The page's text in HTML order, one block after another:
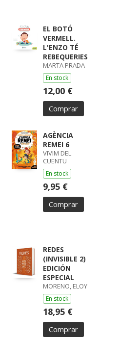
EL BOTÓ
VERMELL.
L'ENZO TÉ
REBEQUERIES
MARTA PRADA
En stock
12,00 €
Comprar
AGÈNCIA
REMEI 6
VIVIM DEL
CUENTU
En stock
9,95 €
Comprar
REDES
(INVISIBLE 2)
EDICIÓN
ESPECIAL
MORENO, ELOY
En stock
18,95 €
Comprar